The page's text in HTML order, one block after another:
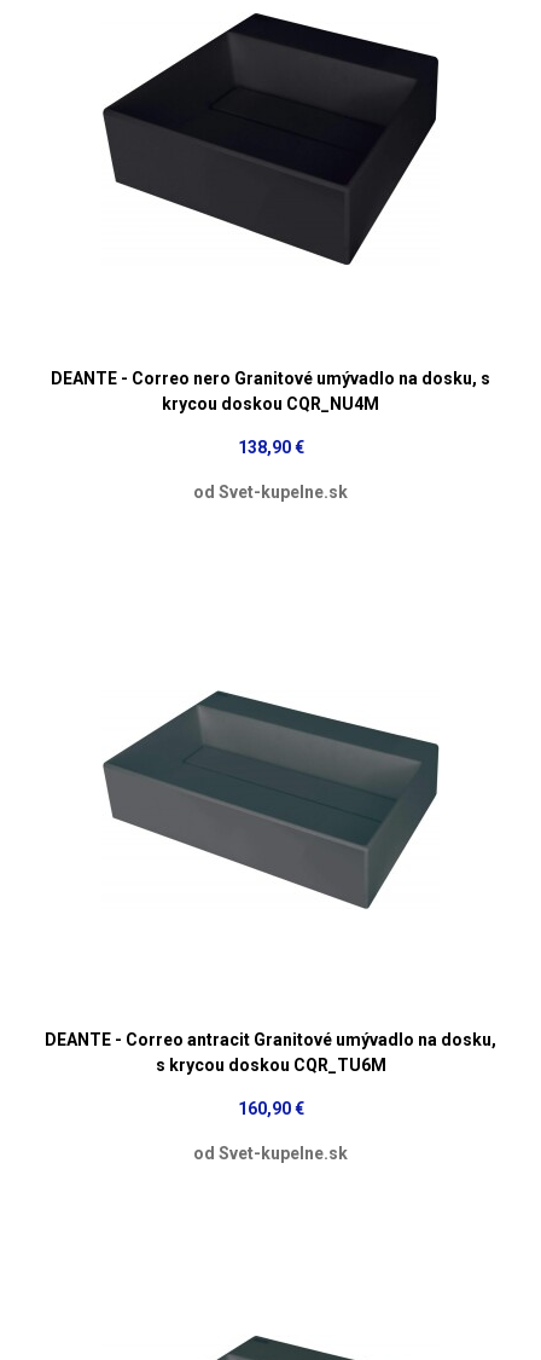
DEANTE - Correo nero Granitové umývadlo na dosku, s
krycou doskou CQR_NU4M
138,90 €
od Svet-kupelne.sk
DEANTE - Correo antracit Granitové umývadlo na dosku,
s krycou doskou CQR_TU6M
160,90 €
od Svet-kupelne.sk